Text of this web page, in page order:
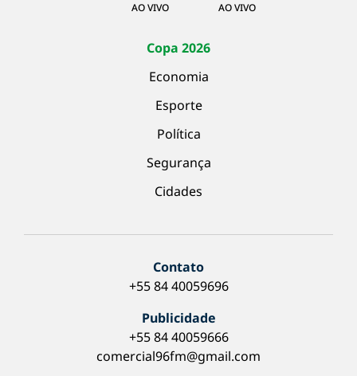
AO VIVO AO VIVO
Copa 2026
Economia
Esporte
Política
Segurança
Cidades
Contato
+55 84 40059696
Publicidade
+55 84 40059666
comercial96fm@gmail.com